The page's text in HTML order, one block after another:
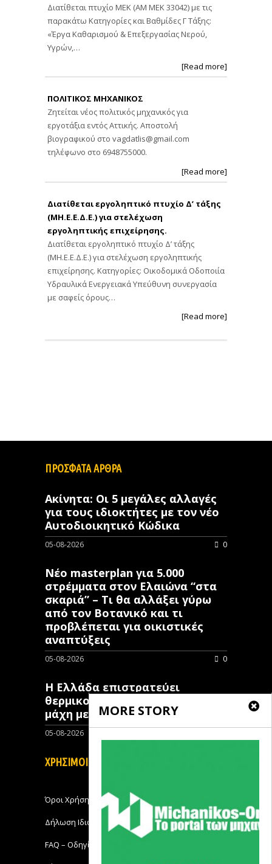
Διατίθεται πτυχίο ΜΕΚ (ΑΜ ΜΕΚ 33042) με τις
παρακάτω Κατηγορίες και Βαθμίδες Γ Τάξης:
«Έργα Καθαρισμού & Επεξεργασίας Νερού,
Υγρών,…
[Read more]
ΠΟΛΙΤΙΚΟΣ ΜΗΧΑΝΙΚΟΣ
Ζητείται νέος πολιτικός μηχανικός για
εργοτάξια εντός Αττικής. Αποστολή
βιογραφικού στο vagdatlis@gmail.com
τηλέφωνο στο 6948755000.
[Read more]
Διατίθεται εργοληπτικό πτυχίο Δ’ τάξης
(ΜΗ.Ε.Ε.Δ.Ε.) για στελέχωση
εργοληπτικής επιχείρησης.
Διατίθεται εργοληπτικό πτυχίο Δ’ τάξης
(ΜΗ.Ε.Ε.Δ.Ε.) για στελέχωση εργοληπτικής
επιχείρησης. Κατηγορίες: Οικοδομικά Οδοποιία
Υδραυλικά Ενεργειακά Υπεύθυνη συνεργασία
με σαφείς όρους…
[Read more]
MORE STORY
ΠΡΟΣΦΑΤΑ ΑΡΘΡΑ
Ακίνητα: Οι 5 μεγάλες αλλαγές
για τους ιδιοκτήτες με τον νέο
Αυτοδιοικητικό Κώδικα
05-08-2026 0
Νέο masterplan για 5.000
στρέμματα στον Ελαιώνα “στα
σκαριά” – Τι θα αλλάξει γύρω
από τον Βοτανικό και τι
προβλέπεται για οικιστικές
αναπτύξεις
05-08-2026 0
Η Ελλάδα επιστρατεύει
θερμικούς δορυφόρους στη
μάχη με τις πυρκαγιές
05-08-2026
ΧΡΗΣΙΜΟΙ ΣΥΝΔΕΣΜΟΙ
Όροι Χρήσης
Δήλωση Ιδιωτικότητας
FAQ – Οδηγίες Χρήσης